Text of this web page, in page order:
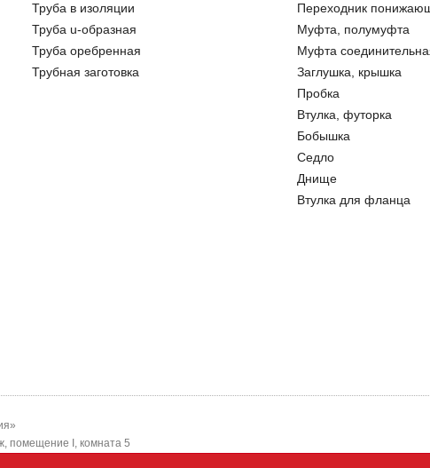
Труба в изоляции
Труба u-образная
Труба оребренная
Трубная заготовка
Переходник
Муфта, полумуфта
Муфта
Заглушка, крышка
Пробка
Втулка, футорка
Бобышка
Седло
Днище
Втулка для фланца
помещение I, комната 5